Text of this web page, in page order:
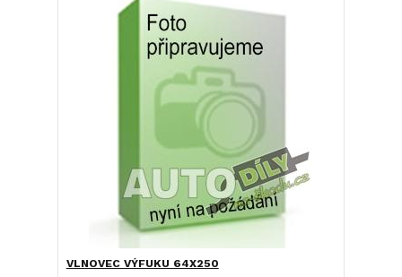
VLNOVEC VÝFUKU 64X250